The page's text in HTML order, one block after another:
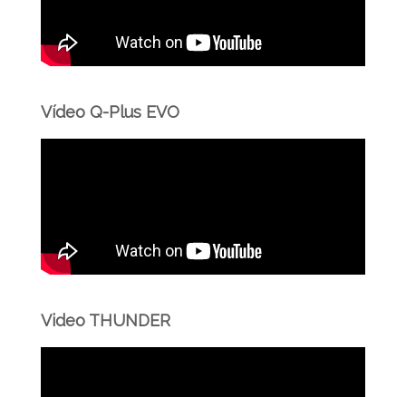
Vídeo Q-Plus EVO
Video THUNDER